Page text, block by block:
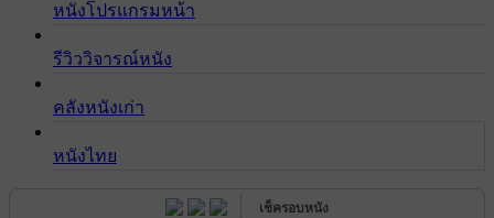
หนังโปรแกรมหน้า
รีวิววิจารณ์หนัง
คลังหนังเก่า
หนังไทย
เช็ครอบหนัง